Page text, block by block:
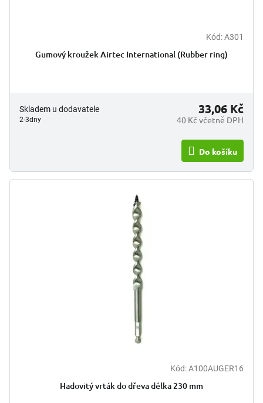
Kód:A301
Gumový kroužek Airtec International (Rubber ring)
Skladem u dodavatele
2-3dny 40 Kč včetně DPH
33,06 Kč
Do košíku
Kód:A100AUGER16
Hadovitý vrták do dřeva délka 230 mm